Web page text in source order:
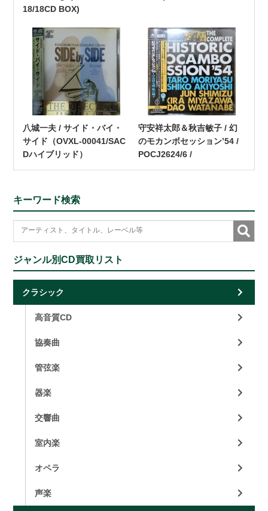
18/18CD BOX)
八城一夫 / サイド・バイ・
サイド（OVXL-00041/SAC
Dハイブリッド）
守安祥太郎＆秋吉敏子 / 幻
のモカンボセッション’54 /
POCJ2624/6 /
キーワード検索
ジャンル別CD買取リスト
クラシック
高音質CD
協奏曲
管弦楽
器楽
交響曲
室内楽
オペラ
声楽